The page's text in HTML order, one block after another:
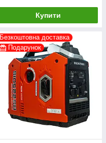
Купити
Безкоштовна доставка
Подарунок